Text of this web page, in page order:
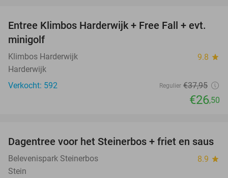
30%
Entree Klimbos Harderwijk + Free Fall + evt.
minigolf
Klimbos Harderwijk 9.8 star
Harderwijk
Verkocht: 592
Regulier €37,95
€26,50
37%
Dagentree voor het Steinerbos + friet en saus
Belevenispark Steinerbos 8.9 star
Stein